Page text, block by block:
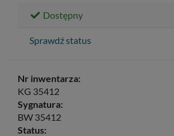
Dostępny
Sprawdź status
Nr inwentarza:
KG 35412
Sygnatura:
BW 35412
Status: